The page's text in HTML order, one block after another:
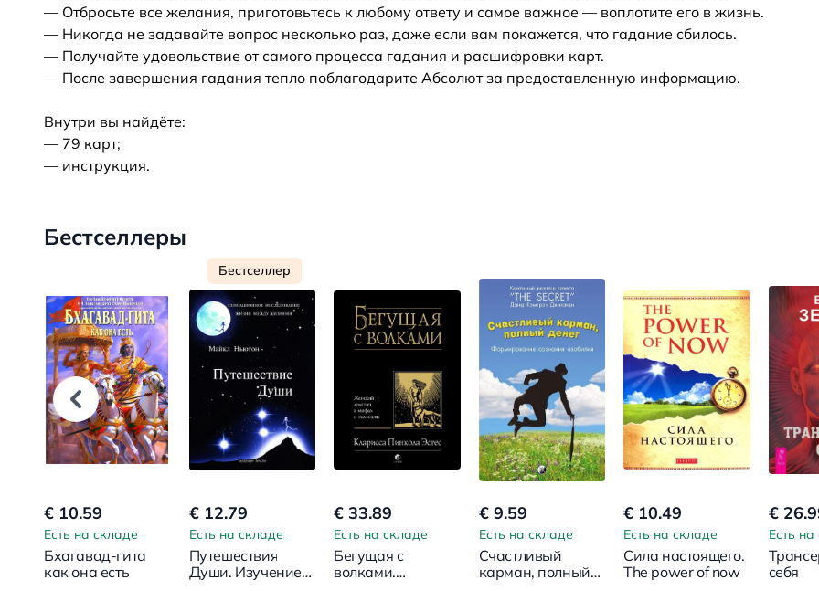
— Отбросьте все желания, приготовьтесь к любому ответу и самое важное — воплотите его в жизнь.
— Никогда не задавайте вопрос несколько раз, даже если вам покажется, что гадание сбилось.
— Получайте удовольствие от самого процесса гадания и расшифровки карт.
— После завершения гадания тепло поблагодарите Абсолют за предоставленную информацию.
Внутри вы найдёте:
— 79 карт;
— инструкция.
Бестселлеры
€ 10.59
Есть на складе
Бхагавад-гита
как она есть
Бестселлер
€ 12.79
Есть на складе
Путешествия
Души. Изучение
€ 33.89
Есть на складе
Бегущая с
волками.
€ 9.59
Есть на складе
Счастливый
карман, полный
€ 10.49
Есть на складе
Сила настоящего.
The power of now
€
Есть
себя